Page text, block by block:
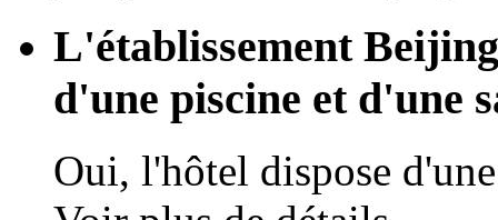
L'établissement
d'une piscine et d'une
Oui, l'hôtel dispose